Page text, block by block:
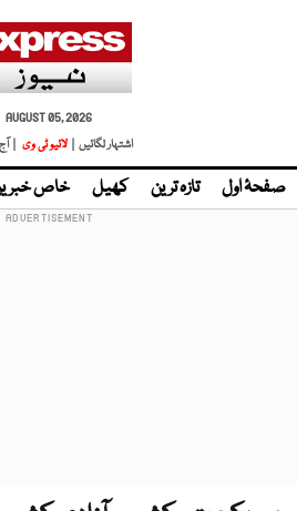
AUGUST 05, 2026
اشتہار لگائیں |
لائیو ٹی وی |
صفحۂ اول تازہ ترین کھیل خاص